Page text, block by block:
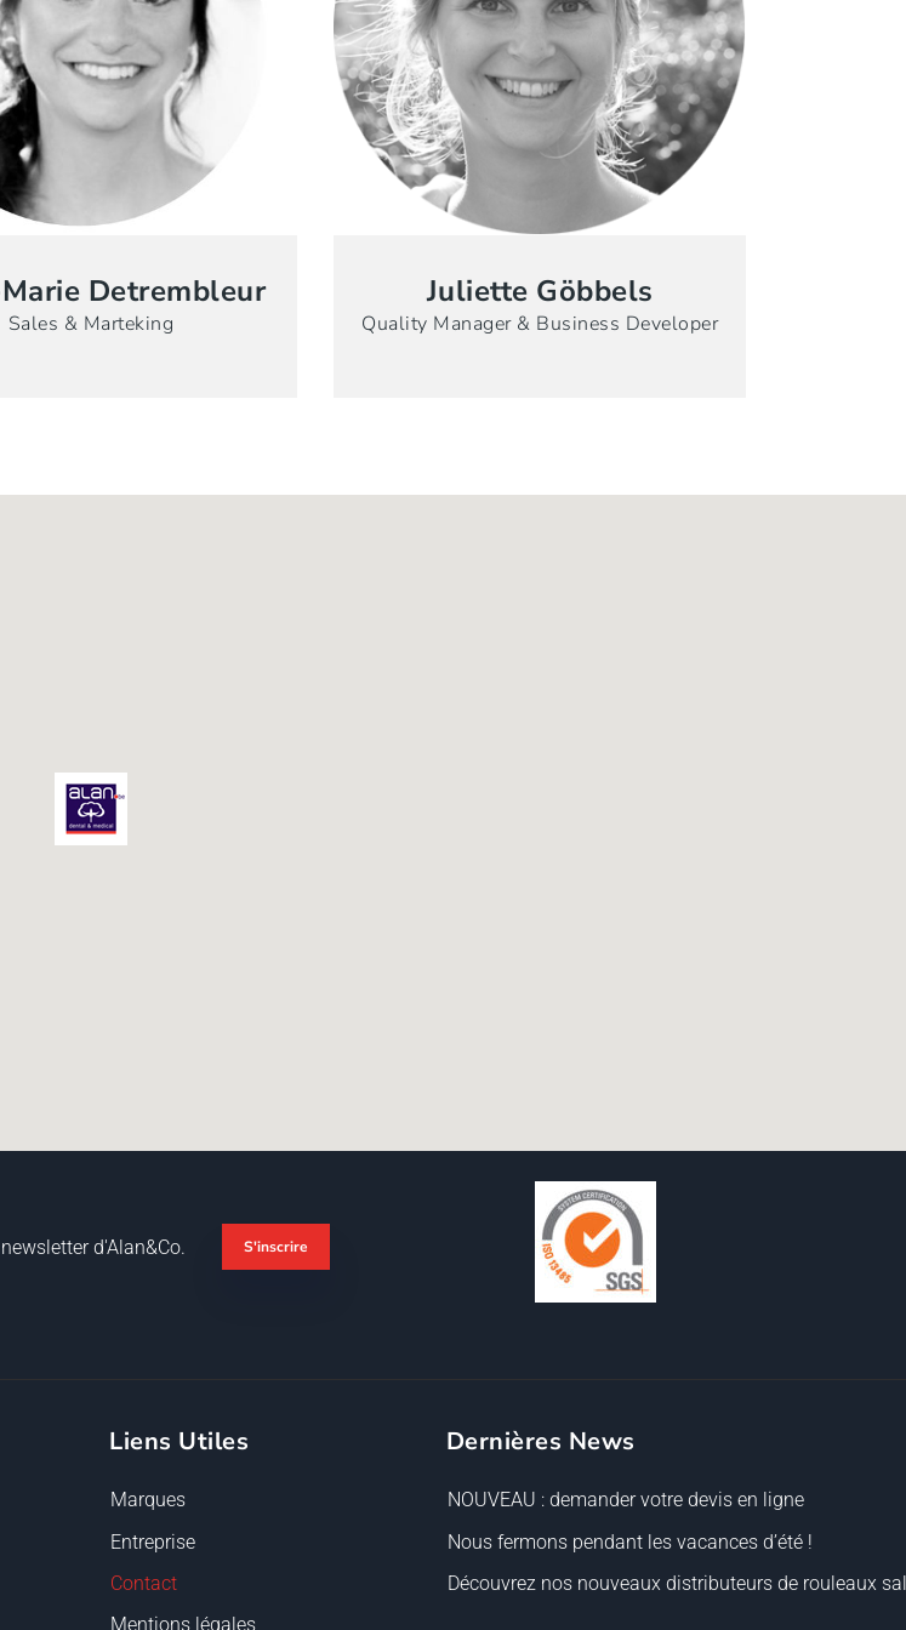
Detrembleur
Sales & Marteking
Juliette Göbbels
Quality Manager & Business Developer
d'Alan&Co. S'inscrire
Liens Utiles
Marques
Entreprise
Contact
Mentions légales
Dernières News
NOUVEAU : demander votre devis en ligne
Nous fermons pendant les vacances d’été !
Découvrez nos nouveaux distributeurs de rouleaux